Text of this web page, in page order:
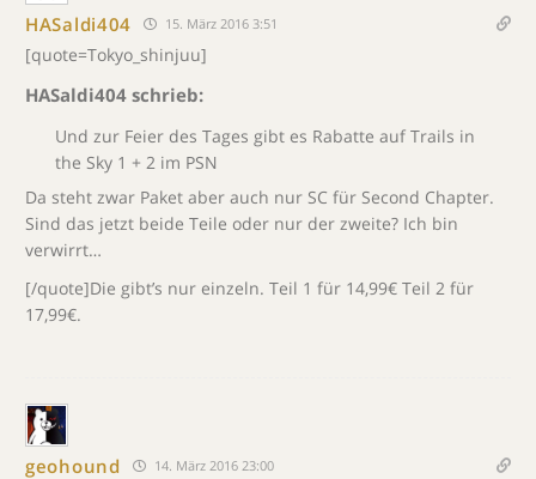
HASaldi404 15. März 2016 3:51
[quote=Tokyo_shinjuu]
HASaldi404 schrieb:
Und zur Feier des Tages gibt es Rabatte auf Trails in
the Sky 1 + 2 im PSN
Da steht zwar Paket aber auch nur SC für Second Chapter.
Sind das jetzt beide Teile oder nur der zweite? Ich bin
verwirrt…
[/quote]Die gibt’s nur einzeln. Teil 1 für 14,99€ Teil 2 für
17,99€.
geohound 14. März 2016 23:00